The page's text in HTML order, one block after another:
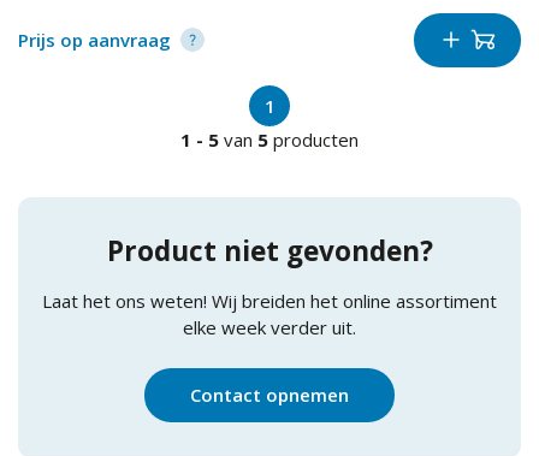
Prijs op aanvraag
1
1 - 5 van 5 producten
Product niet gevonden?
Laat het ons weten! Wij breiden het online assortiment
elke week verder uit.
Contact opnemen